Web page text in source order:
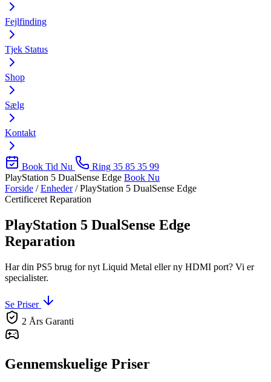
Fejlfinding
Tjek Status
Shop
Sælg
Kontakt
Book Tid Nu
Ring 35 85 35 99
PlayStation 5 DualSense Edge Book Nu
Forside / Enheder / PlayStation 5 DualSense Edge
Certificeret Reparation
PlayStation 5 DualSense Edge
Reparation
Har din PS5 brug for nyt Liquid Metal eller ny HDMI port? Vi er
specialister.
Se Priser
2 Års Garanti
Gennemskuelige Priser